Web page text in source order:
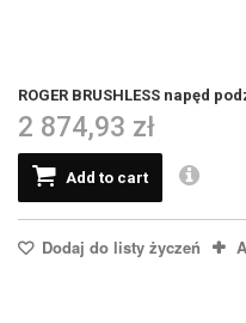
ROGER BRUSHLESS napęd
2 874,93 zł
Add to cart
Dodaj do listy życzeń